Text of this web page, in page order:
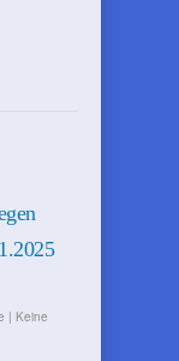
| Keine